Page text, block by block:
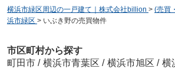
横浜市緑区周辺の一戸建て｜株式会社billion > (売買
浜市緑区 > いぶき野の売買物件
市区町村から探す
町田市 / 横浜市青葉区 / 横浜市旭区 / 横